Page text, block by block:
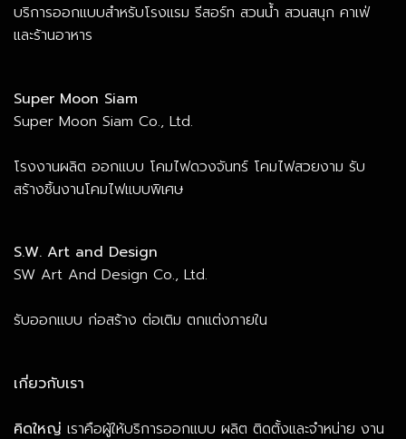
บริการออกแบบสำหรับโรงแรม รีสอร์ท สวนน้ำ สวนสนุก คาเฟ่
และร้านอาหาร
Super Moon Siam
Super Moon Siam Co., Ltd.
โรงงานผลิต ออกแบบ โคมไฟดวงจันทร์ โคมไฟสวยงาม รับ
สร้างชิ้นงานโคมไฟแบบพิเศษ
S.W. Art and Design
SW Art And Design Co., Ltd.
รับออกแบบ ก่อสร้าง ต่อเติม ตกแต่งภายใน
เกี่ยวกับเรา
คิดใหญ่ เราคือผู้ให้บริการออกแบบ ผลิต ติดตั้งและจำหน่าย งาน